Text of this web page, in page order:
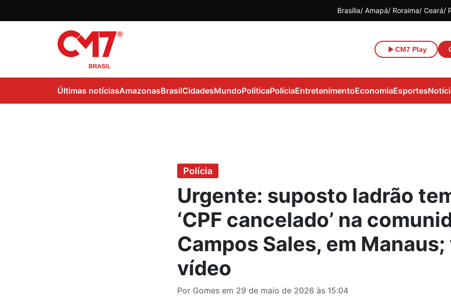
Brasília Amapá Roraima Ceará
CM7 Play
Últimas notíciasAmazonasBrasilCidadesMundoPolíticaPolíciaEntretenimentoEconomiaEsportes
Polícia
Urgente: suposto ladrão
‘CPF cancelado’ na
Campos Sales, em Manaus;
vídeo
Por Gomes em 29 de maio de 2026 às 15:04